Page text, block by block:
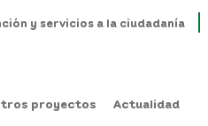
y servicios a la ciudadanía
proyectos Actualidad